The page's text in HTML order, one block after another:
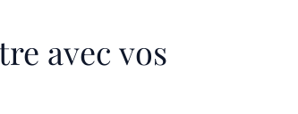
avec vos